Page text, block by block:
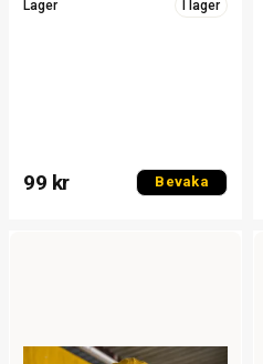
Lager
I lager
99 kr Bevaka